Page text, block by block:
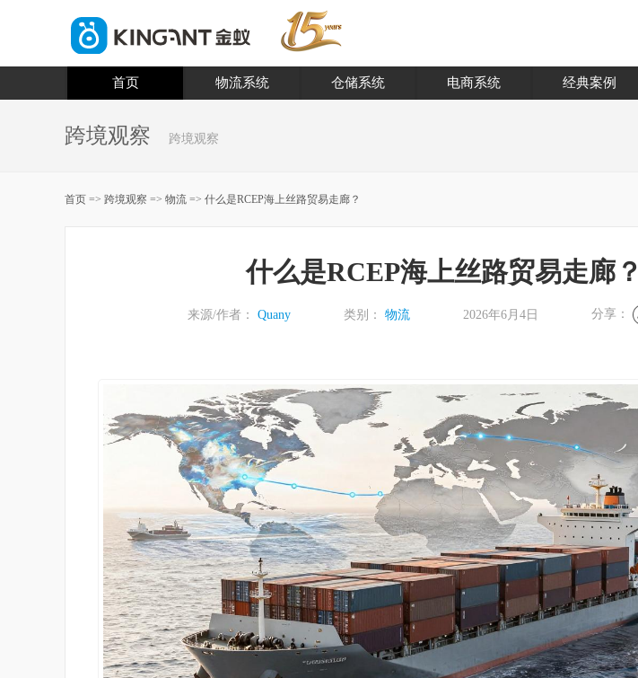
首页 物流系统 仓储系统 电商系统 经典案例
跨境观察 跨境观察
首页 => 跨境观察 => 物流 => 什么是RCEP海上丝路贸易走廊？
什么是RCEP海上丝路贸易走廊？
来源/作者： Quany 类别： 物流 2026年6月4日 分享：